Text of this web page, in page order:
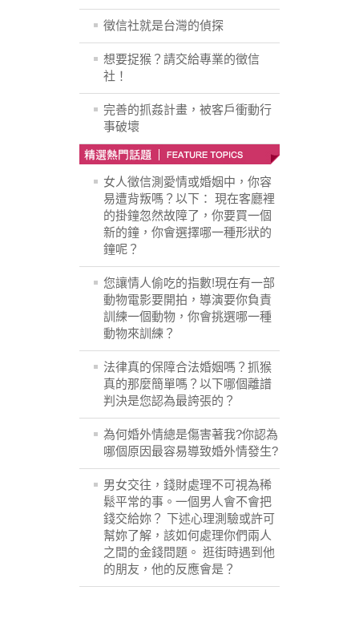
徵信社就是台灣的偵探
想要捉猴？請交給專業的徵信
社！
完善的抓姦計畫，被客戶衝動行
事破壞
女人徵信測愛情或婚姻中，你容
易遭背叛嗎？以下： 現在客廳裡
的掛鐘忽然故障了，你要買一個
新的鐘，你會選擇哪一種形狀的
鐘呢？
您讓情人偷吃的指數!現在有一部
動物電影要開拍，導演要你負責
訓練一個動物，你會挑選哪一種
動物來訓練？
法律真的保障合法婚姻嗎？抓猴
真的那麼簡單嗎？以下哪個離譜
判決是您認為最誇張的？
為何婚外情總是傷害著我?你認為
哪個原因最容易導致婚外情發生?
男女交往，錢財處理不可視為稀
鬆平常的事。一個男人會不會把
錢交給妳？ 下述心理測驗或許可
幫妳了解，該如何處理你們兩人
之間的金錢問題。 逛街時遇到他
的朋友，他的反應會是？